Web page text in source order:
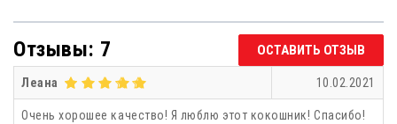
Отзывы: 7 ОСТАВИТЬ ОТЗЫВ
Леана 10.02.2021
Очень хорошее качество! Я люблю этот кокошник! Спасибо!